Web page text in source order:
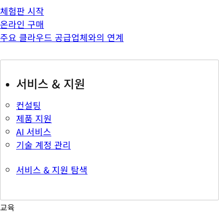
체험판 시작
온라인 구매
주요 클라우드 공급업체와의 연계
서비스 & 지원
컨설팅
제품 지원
AI 서비스
기술 계정 관리
서비스 & 지원 탐색
교육